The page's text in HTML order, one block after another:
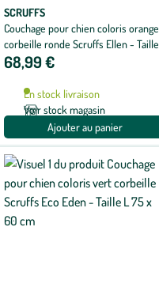
SCRUFFS
Couchage pour chien coloris orange
corbeille ronde Scruffs Ellen - Taille
XL Ø 75 cm
68,99 €
En stock livraison
Voir stock magasin
Ajouter au panier